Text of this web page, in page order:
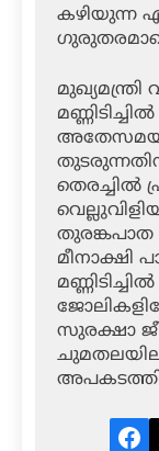
കഴിയുന്ന
തെരച്ചിൽ
തുരങ്കപാത
മീനാക്ഷി
സുരക്ഷാ